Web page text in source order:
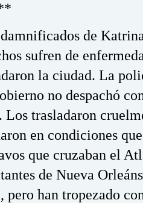
de
sufren de
la ciudad. La
no despachó
Los trasladaron
en condiciones
que cruzaban el
de Nueva
pero han tropezado